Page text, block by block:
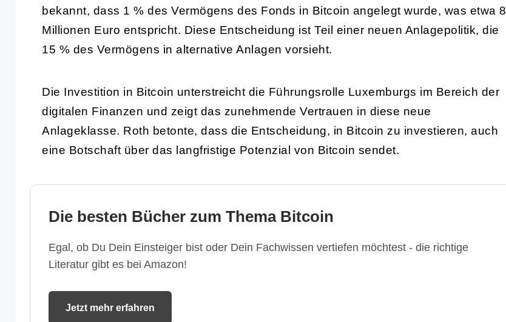
bekannt, dass 1 % des Vermögens des Fonds in Bitcoin angelegt wurde, was etwa 8
Millionen Euro entspricht. Diese Entscheidung ist Teil einer neuen Anlagepolitik, die
15 % des Vermögens in alternative Anlagen vorsieht.
Die Investition in Bitcoin unterstreicht die Führungsrolle Luxemburgs im Bereich der
digitalen Finanzen und zeigt das zunehmende Vertrauen in diese neue
Anlageklasse. Roth betonte, dass die Entscheidung, in Bitcoin zu investieren, auch
eine Botschaft über das langfristige Potenzial von Bitcoin sendet.
Die besten Bücher zum Thema Bitcoin
Egal, ob Du Dein Einsteiger bist oder Dein Fachwissen vertiefen möchtest - die richtige
Literatur gibt es bei Amazon!
Jetzt mehr erfahren